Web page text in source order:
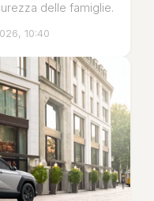
delle famiglie.
10:40